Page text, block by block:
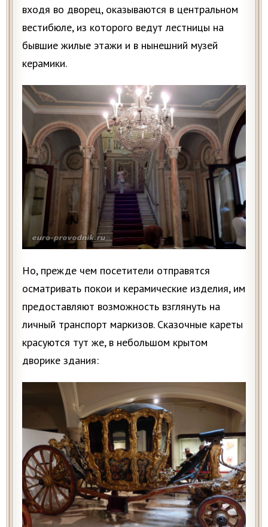
входя во дворец, оказываются в центральном
вестибюле, из которого ведут лестницы на
бывшие жилые этажи и в нынешний музей
керамики.
Но, прежде чем посетители отправятся
осматривать покои и керамические изделия, им
предоставляют возможность взглянуть на
личный транспорт маркизов. Сказочные кареты
красуются тут же, в небольшом крытом
дворике здания: